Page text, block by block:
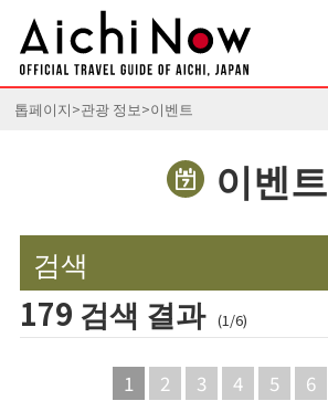
톱페이지 관광 정보 이벤트
이벤트
검색
179 검색 결과 (1/6)
1 2 3 4 5 6